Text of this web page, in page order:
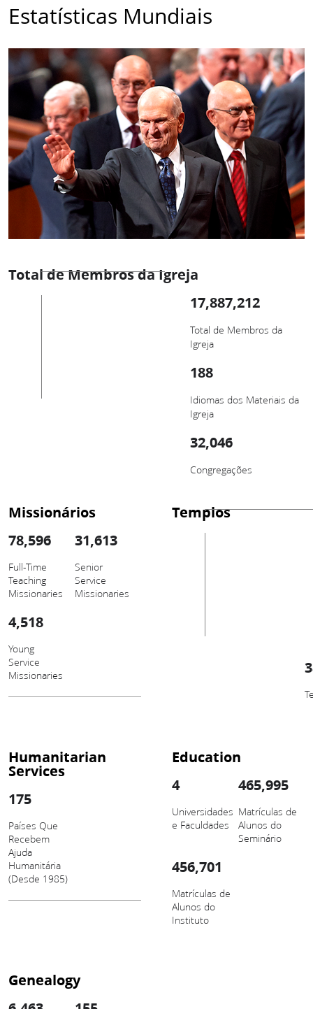
Estatísticas Mundiais
Total de Membros da Igreja
17,887,212
Total de Membros da
Igreja
188
Idiomas dos Materiais da
Igreja
32,046
Congregações
Missionários
78,596
Full-Time
Teaching
Missionaries
31,613
Senior
Service
Missionaries
4,518
Young
Service
Missionaries
Templos
Humanitarian
Services
175
Países Que
Recebem
Ajuda
Humanitária
(Desde 1985)
Education
4
Universidades
e Faculdades
465,995
Matrículas de
Alunos do
Seminário
456,701
Matrículas de
Alunos do
Instituto
Genealogy